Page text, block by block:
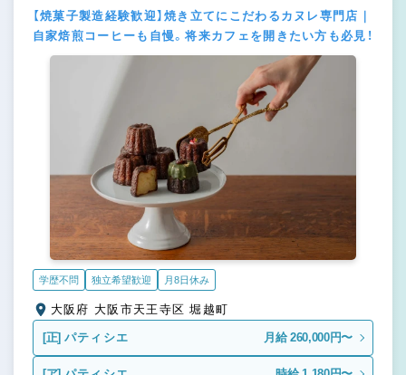
【焼菓子製造経験歓迎】焼き立てにこだわるカヌレ専門店｜
自家焙煎コーヒーも自慢。将来カフェを開きたい方も必見！
学歴不問 独立希望歓迎 月8日休み
大阪府 大阪市天王寺区 堀越町
[正] パティシエ 月給 260,000円〜